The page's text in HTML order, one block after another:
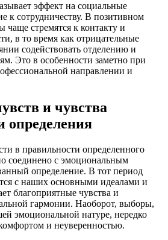
эффект на социальные
к сотрудничеству. В позитивном
чаще стремятся к контакту и
в то время как отрицательные
содействовать отделению и
Это в особенности заметно при
направлении и
и чувства
определения
в правильности определенного
соединено с эмоциональным
определение. В тот период
с наших основными идеалами и
благоприятные чувства и
гармонии. Наоборот, выборы,
эмоциональной натуре, нередко
и неуверенностью.